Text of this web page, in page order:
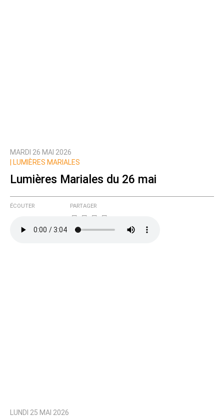
MARDI 26 MAI 2026
LUMIÈRES MARIALES
Lumières Mariales du 26 mai
ÉCOUTER PARTAGER
LUNDI 25 MAI 2026